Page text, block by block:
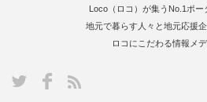
Loco（ロコ）が集うNo.1ポ
地元で暮らす人々と地元応援
ロコにこだわる情報メ